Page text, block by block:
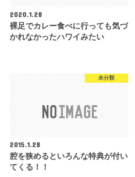
2020.1.28
裸足でカレー食べに行っても気づ
かれなかったハワイみたい
未分類
2015.1.28
腔を狭めるといろんな特典が付い
てくる！！